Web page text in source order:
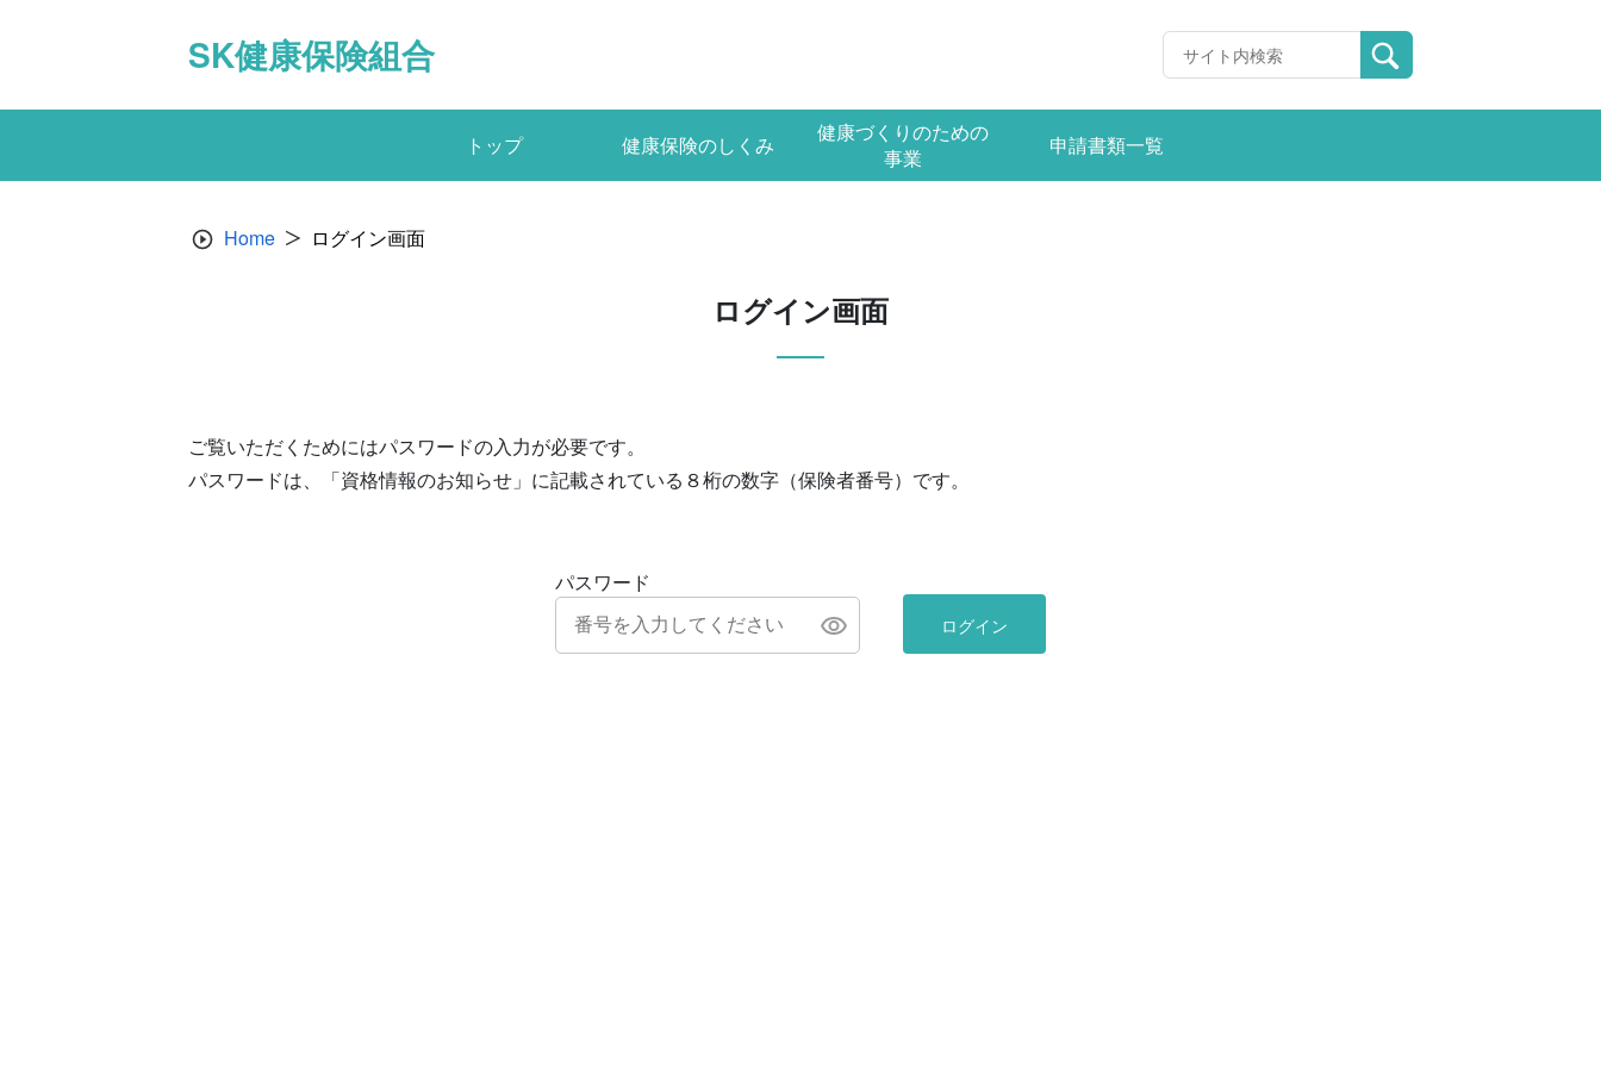
SK健康保険組合
トップ 健康保険のしくみ
健康づくりのための
事業
申請書類一覧
Home ログイン画面
ログイン画面
ご覧いただくためにはパスワードの入力が必要です。
パスワードは、「資格情報のお知らせ」に記載されている８桁の数字（保険者番号）です。
パスワード
ログイン